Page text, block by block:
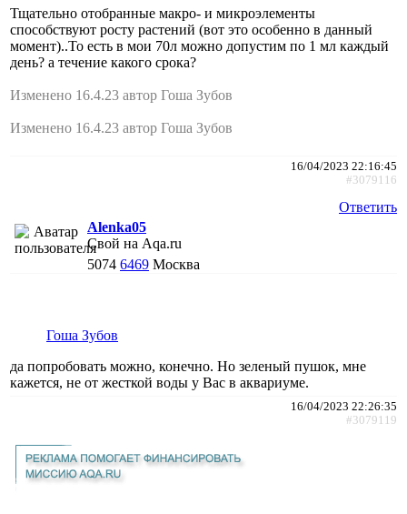
Тщательно отобранные макро- и микроэлементы
способствуют росту растений (вот это особенно в данный
момент)..То есть в мои 70л можно допустим по 1 мл каждый
день? а течение какого срока?
Изменено 16.4.23 автор Гоша Зубов
Изменено 16.4.23 автор Гоша Зубов
16/04/2023 22:16:45
#3079116
Ответить
Alenka05
Свой на Aqa.ru
5074 6469 Москва
Гоша Зубов
да попробовать можно, конечно. Но зеленый пушок, мне
кажется, не от жесткой воды у Вас в аквариуме.
16/04/2023 22:26:35
#3079119